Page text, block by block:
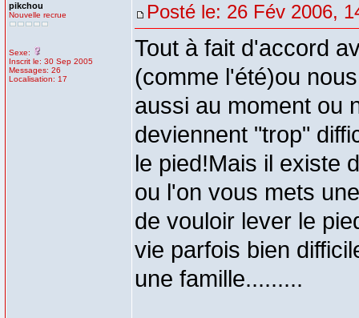
pikchou
Nouvelle recrue
Sexe:
Inscrit le: 30 Sep 2005
Messages: 26
Localisation: 17
Posté le: 26 Fév 2006,
Tout à fait d'accord
(comme l'été)ou
aussi au moment ou
deviennent "trop"
le pied!Mais il existe
ou l'on vous mets
de vouloir lever le
vie parfois bien
une famille.........